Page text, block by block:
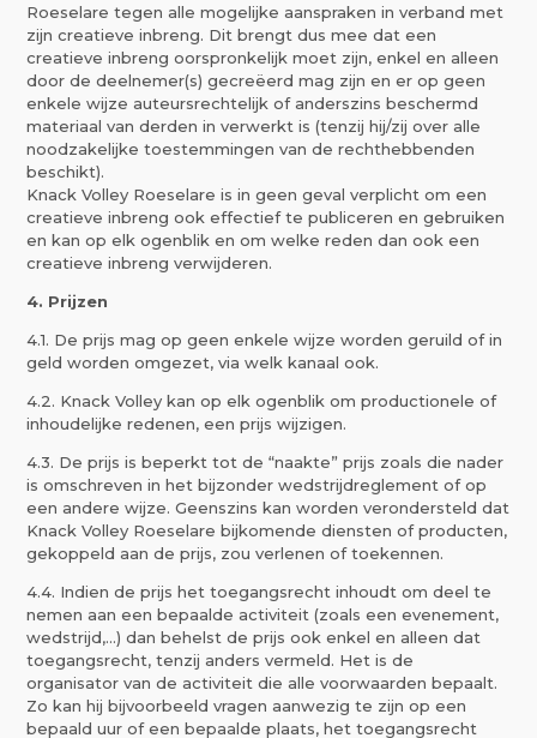
Roeselare tegen alle mogelijke aanspraken in verband met
zijn creatieve inbreng. Dit brengt dus mee dat een
creatieve inbreng oorspronkelijk moet zijn, enkel en alleen
door de deelnemer(s) gecreëerd mag zijn en er op geen
enkele wijze auteursrechtelijk of anderszins beschermd
materiaal van derden in verwerkt is (tenzij hij/zij over alle
noodzakelijke toestemmingen van de rechthebbenden
beschikt).
Knack Volley Roeselare is in geen geval verplicht om een
creatieve inbreng ook effectief te publiceren en gebruiken
en kan op elk ogenblik en om welke reden dan ook een
creatieve inbreng verwijderen.
4. Prijzen
4.1. De prijs mag op geen enkele wijze worden geruild of in
geld worden omgezet, via welk kanaal ook.
4.2. Knack Volley kan op elk ogenblik om productionele of
inhoudelijke redenen, een prijs wijzigen.
4.3. De prijs is beperkt tot de “naakte” prijs zoals die nader
is omschreven in het bijzonder wedstrijdreglement of op
een andere wijze. Geenszins kan worden verondersteld dat
Knack Volley Roeselare bijkomende diensten of producten,
gekoppeld aan de prijs, zou verlenen of toekennen.
4.4. Indien de prijs het toegangsrecht inhoudt om deel te
nemen aan een bepaalde activiteit (zoals een evenement,
wedstrijd,…) dan behelst de prijs ook enkel en alleen dat
toegangsrecht, tenzij anders vermeld. Het is de
organisator van de activiteit die alle voorwaarden bepaalt.
Zo kan hij bijvoorbeeld vragen aanwezig te zijn op een
bepaald uur of een bepaalde plaats, het toegangsrecht